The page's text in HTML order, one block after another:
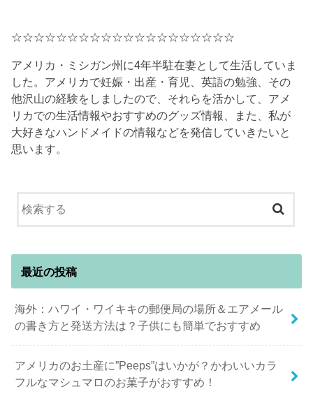
☆☆☆☆☆☆☆☆☆☆☆☆☆☆☆☆☆☆☆☆
アメリカ・ミシガン州に4年半駐在妻として生活していま
した。アメリカで妊娠・出産・育児、英語の勉強、その
他沢山の経験をしましたので、それらを活かして、アメ
リカでの生活情報やおすすめのグッズ情報、また、私が
大好きなハンドメイドの情報などを発信していきたいと
思います。
最近の投稿
海外：ハワイ・ワイキキの郵便局の場所＆エアメール
の書き方と発送方法は？子供にも簡単でおすすめ
アメリカのお土産に”Peeps”はいかが？かわいいカラ
フルなマシュマロのお菓子がおすすめ！